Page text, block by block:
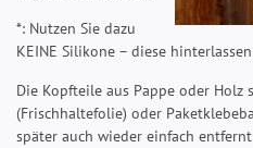
*: Nutzen Sie dazu
KEINE Silikone – diese
Die Kopfteile aus Pappe oder
(Frischhaltefolie) oder
später auch wieder einfach